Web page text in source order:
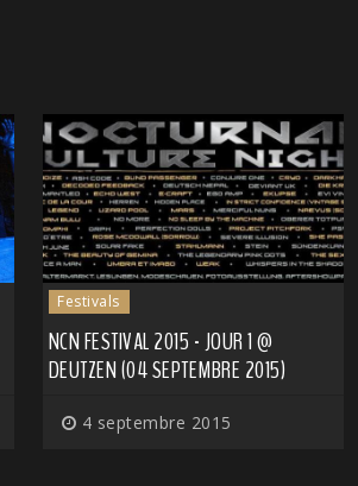
Festivals
NCN FESTIVAL 2015 - JOUR 1 @
DEUTZEN (04 SEPTEMBRE 2015)
4 septembre 2015